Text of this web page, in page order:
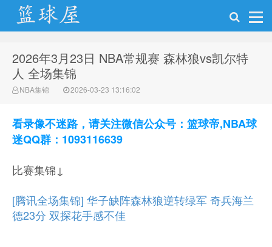
NBA录像网
2026年3月23日 NBA常规赛 森林狼vs凯尔特
人 全场集锦
NBA集锦 2026-03-23 13:16:02
看录像不迷路，请关注微信公众号：篮球帝,NBA球
迷QQ群：1093116639
比赛集锦↓
[腾讯全场集锦] 华子缺阵森林狼逆转绿军 奇兵海兰
德23分 双探花手感不佳